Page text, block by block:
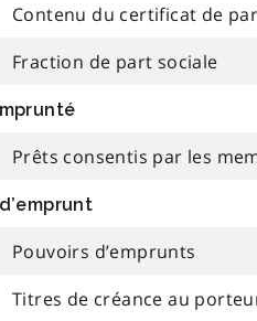
Contenu du certificat de
Fraction de part sociale
Prêts consentis par les
Pouvoirs d’emprunts
Titres de créance au